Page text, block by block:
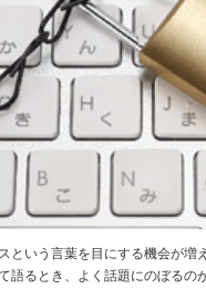
という言葉を目にする機会が増
語るとき、よく話題にのぼるの